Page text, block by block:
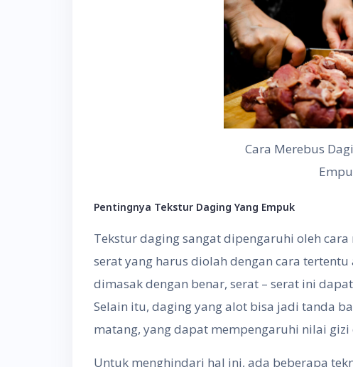
Cara Merebus
Pentingnya Tekstur Daging Yang Empuk
Tekstur daging sangat dipengaruhi oleh
serat yang harus diolah dengan cara
dimasak dengan benar, serat – serat ini
Selain itu, daging yang alot bisa jadi tanda
matang, yang dapat mempengaruhi nilai gizi
Untuk menghindari hal ini, ada beberapa